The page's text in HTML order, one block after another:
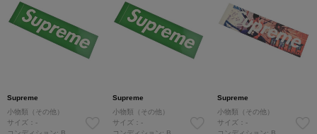
Supreme
小物類（その他）
サイズ：-
Supreme
小物類（その他）
サイズ：-
Supreme
小物類（その他）
サイズ：-